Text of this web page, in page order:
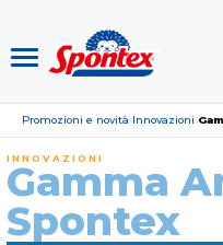
Promozioni e novità›Innovazioni›
INNOVAZIONI
Gamma
Spontex